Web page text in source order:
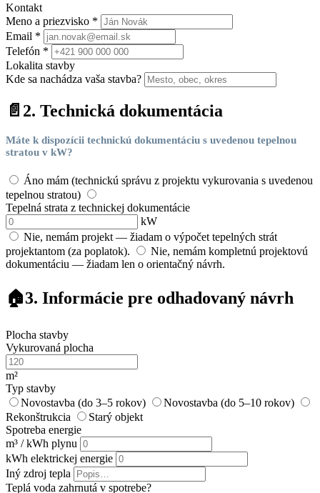
Kontakt
Meno a priezvisko *
Email *
Telefón *
Lokalita stavby
Kde sa nachádza vaša stavba?
📄 2. Technická dokumentácia
Máte k dispozícii technickú dokumentáciu s uvedenou tepelnou
stratou v kW?
Áno mám (technickú správu z projektu vykurovania s uvedenou
tepelnou stratou)
Tepelná strata z technickej dokumentácie
kW
Nie, nemám projekt — žiadam o výpočet tepelných strát
projektantom (za poplatok).
Nie, nemám kompletnú projektovú
dokumentáciu — žiadam len o orientačný návrh.
🏠3. Informácie pre odhadovaný návrh
Plocha stavby
Vykurovaná plocha
m²
Typ stavby
Novostavba (do 3–5 rokov)
Novostavba (do 5–10 rokov)
Rekonštrukcia
Starý objekt
Spotreba energie
m³ / kWh plynu
kWh elektrickej energie
Iný zdroj tepla
Teplá voda zahrnutá v spotrebe?